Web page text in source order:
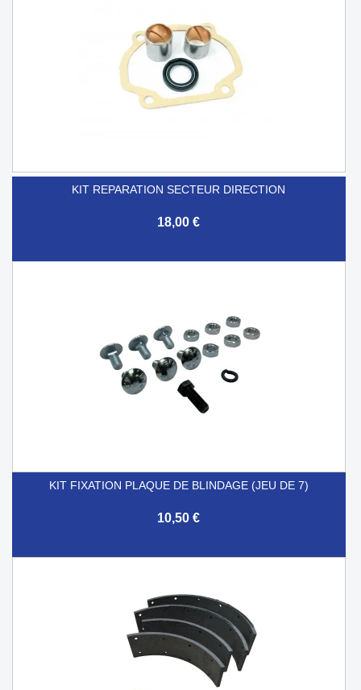
KIT REPARATION SECTEUR DIRECTION
18,00 €
KIT FIXATION PLAQUE DE BLINDAGE (JEU DE 7)
10,50 €